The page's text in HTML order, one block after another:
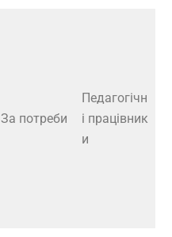
За потреби
Педагогічн
і працівник
и